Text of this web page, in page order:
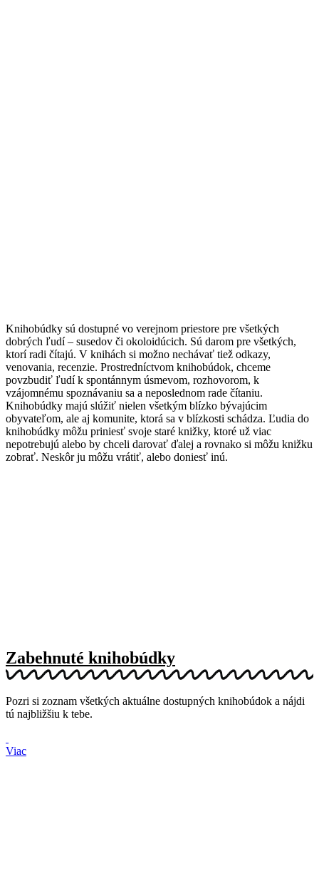
Knihobúdky sú dostupné vo verejnom priestore pre všetkých
dobrých ľudí – susedov či okoloidúcich. Sú darom pre všetkých,
ktorí radi čítajú. V knihách si možno nechávať tiež odkazy,
venovania, recenzie. Prostredníctvom knihobúdok, chceme
povzbudiť ľudí k spontánnym úsmevom, rozhovorom, k
vzájomnému spoznávaniu sa a neposlednom rade čítaniu.
Knihobúdky majú slúžiť nielen všetkým blízko bývajúcim
obyvateľom, ale aj komunite, ktorá sa v blízkosti schádza. Ľudia do
knihobúdky môžu priniesť svoje staré knižky, ktoré už viac
nepotrebujú alebo by chceli darovať ďalej a rovnako si môžu knižku
zobrať. Neskôr ju môžu vrátiť, alebo doniesť inú.
Zabehnuté knihobúdky
Pozri si zoznam všetkých aktuálne dostupných knihobúdok a nájdi
tú najbližšiu k tebe.
Viac